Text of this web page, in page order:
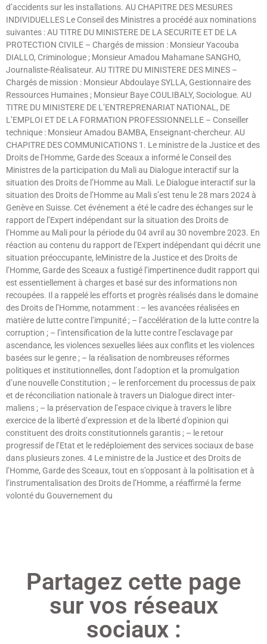
d’accidents sur les installations. AU CHAPITRE DES MESURES
INDIVIDUELLES Le Conseil des Ministres a procédé aux nominations
suivantes : AU TITRE DU MINISTERE DE LA SECURITE ET DE LA
PROTECTION CIVILE – Chargés de mission : Monsieur Yacouba
DIALLO, Criminologue ; Monsieur Amadou Mahamane SANGHO,
Journaliste-Réalisateur. AU TITRE DU MINISTERE DES MINES –
Chargés de mission : Monsieur Abdoulaye SYLLA, Gestionnaire des
Ressources Humaines ; Monsieur Baye COULIBALY, Sociologue. AU
TITRE DU MINISTERE DE L’ENTREPRENARIAT NATIONAL, DE
L’EMPLOI ET DE LA FORMATION PROFESSIONNELLE – Conseiller
technique : Monsieur Amadou BAMBA, Enseignant-chercheur. AU
CHAPITRE DES COMMUNICATIONS 1. Le ministre de la Justice et des
Droits de l’Homme, Garde des Sceaux a informé le Conseil des
Ministres de la participation du Mali au Dialogue interactif sur la
situation des Droits de l’Homme au Mali. Le Dialogue interactif sur la
situation des Droits de l’Homme au Mali s’est tenu le 28 mars 2024 à
Genève en Suisse. Cet événement a été le cadre des échanges sur le
rapport de l’Expert indépendant sur la situation des Droits de
l’Homme au Mali pour la période du 04 avril au 30 novembre 2023. En
réaction au contenu du rapport de l’Expert indépendant qui décrit une
situation préoccupante, leMinistre de la Justice et des Droits de
l’Homme, Garde des Sceaux a fustigé l’impertinence dudit rapport qui
est essentiellement à charges et basé sur des informations non
recoupées. Il a rappelé les efforts et progrès réalisés dans le domaine
des Droits de l’Homme, notamment : – les avancées réalisées en
matière de lutte contre l’impunité ; – l’accélération de la lutte contre la
corruption ; – l’intensification de la lutte contre l’esclavage par
ascendance, les violences sexuelles liées aux conflits et les violences
basées sur le genre ; – la réalisation de nombreuses réformes
politiques et institutionnelles, dont l’adoption et la promulgation
d’une nouvelle Constitution ; – le renforcement du processus de paix
et de réconciliation nationale à travers un Dialogue direct inter-
maliens ; – la préservation de l’espace civique à travers le libre
exercice de la liberté d’expression et de la liberté d’opinion qui
constituent des droits constitutionnels garantis ; – le retour
progressif de l’Etat et le redéploiement des services sociaux de base
dans plusieurs zones. 4 Le ministre de la Justice et des Droits de
l’Homme, Garde des Sceaux, tout en s’opposant à la politisation et à
l’instrumentalisation des Droits de l’Homme, a réaffirmé la ferme
volonté du Gouvernement du
Partagez cette page
sur vos réseaux
sociaux :